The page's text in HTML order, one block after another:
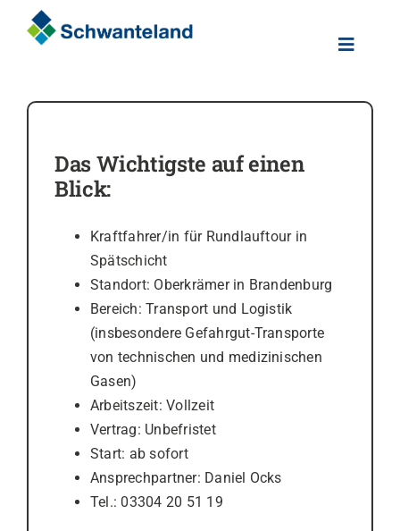
Toggle
Über uns
Kontakt
Das Wichtigste auf einen
Blick:
Kraftfahrer/in für Rundlauftour in
Spätschicht
Standort: Oberkrämer in Brandenburg
Bereich: Transport und Logistik
(insbesondere Gefahrgut-Transporte
von technischen und medizinischen
Gasen)
Arbeitszeit: Vollzeit
Vertrag: Unbefristet
Start: ab sofort
Ansprechpartner: Daniel Ocks
Tel.: 03304 20 51 19